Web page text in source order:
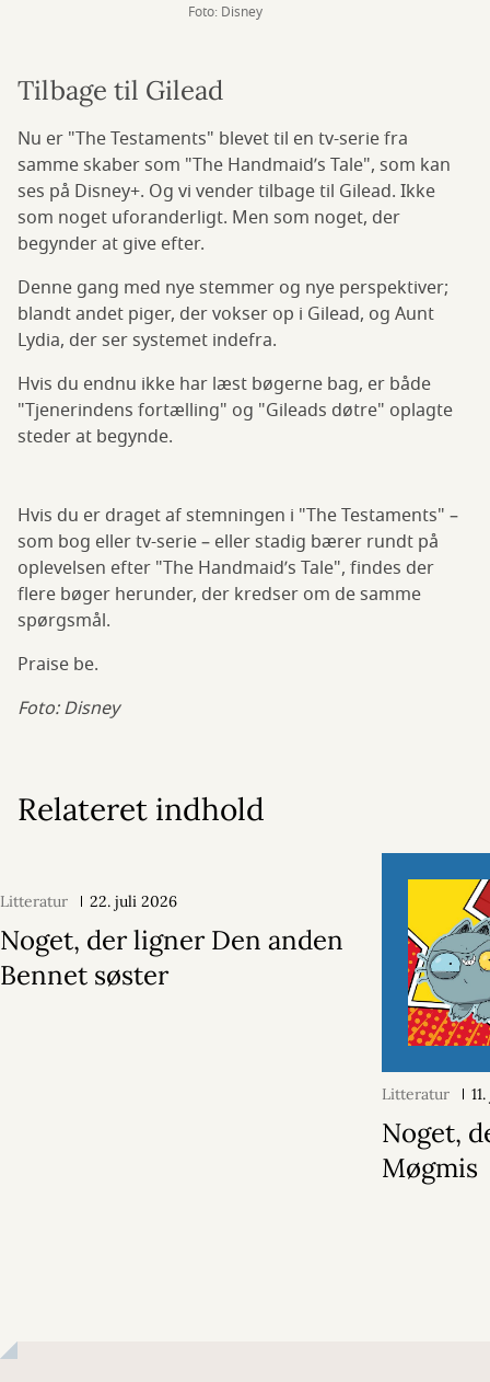
Foto: Disney
Tilbage til Gilead
Nu er "The Testaments" blevet til en tv-serie fra
samme skaber som "The Handmaid’s Tale", som kan
ses på Disney+. Og vi vender tilbage til Gilead. Ikke
som noget uforanderligt. Men som noget, der
begynder at give efter.
Denne gang med nye stemmer og nye perspektiver;
blandt andet piger, der vokser op i Gilead, og Aunt
Lydia, der ser systemet indefra.
Hvis du endnu ikke har læst bøgerne bag, er både
"Tjenerindens fortælling" og "Gileads døtre" oplagte
steder at begynde.
Hvis du er draget af stemningen i "The Testaments" –
som bog eller tv-serie – eller stadig bærer rundt på
oplevelsen efter "The Handmaid’s Tale", findes der
flere bøger herunder, der kredser om de samme
spørgsmål.
Praise be.
Foto: Disney
Relateret indhold
Litteratur 22. juli 2026
Noget, der ligner Den anden
Bennet søster
Litteratur
Noget,
Møgmis